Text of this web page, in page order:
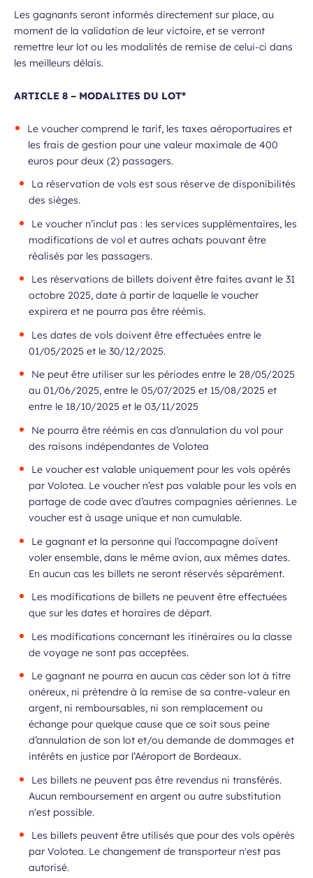
Les gagnants seront informés directement sur place, au
moment de la validation de leur victoire, et se verront
remettre leur lot ou les modalités de remise de celui-ci dans
les meilleurs délais.
ARTICLE 8 – MODALITES DU LOT*
Le voucher comprend le tarif, les taxes aéroportuaires et
les frais de gestion pour une valeur maximale de 400
euros pour deux (2) passagers.
La réservation de vols est sous réserve de disponibilités
des sièges.
Le voucher n’inclut pas : les services supplémentaires, les
modifications de vol et autres achats pouvant être
réalisés par les passagers.
Les réservations de billets doivent être faites avant le 31
octobre 2025, date à partir de laquelle le voucher
expirera et ne pourra pas être réémis.
Les dates de vols doivent être effectuées entre le
01/05/2025 et le 30/12/2025.
Ne peut être utiliser sur les périodes entre le 28/05/2025
au 01/06/2025, entre le 05/07/2025 et 15/08/2025 et
entre le 18/10/2025 et le 03/11/2025
Ne pourra être réémis en cas d’annulation du vol pour
des raisons indépendantes de Volotea
Le voucher est valable uniquement pour les vols opérés
par Volotea. Le voucher n’est pas valable pour les vols en
partage de code avec d’autres compagnies aériennes. Le
voucher est à usage unique et non cumulable.
Le gagnant et la personne qui l’accompagne doivent
voler ensemble, dans le même avion, aux mêmes dates.
En aucun cas les billets ne seront réservés séparément.
Les modifications de billets ne peuvent être effectuées
que sur les dates et horaires de départ.
Les modifications concernant les itinéraires ou la classe
de voyage ne sont pas acceptées.
Le gagnant ne pourra en aucun cas céder son lot à titre
onéreux, ni prétendre à la remise de sa contre-valeur en
argent, ni remboursables, ni son remplacement ou
échange pour quelque cause que ce soit sous peine
d’annulation de son lot et/ou demande de dommages et
intérêts en justice par l’Aéroport de Bordeaux.
Les billets ne peuvent pas être revendus ni transférés.
Aucun remboursement en argent ou autre substitution
n'est possible.
Les billets peuvent être utilisés que pour des vols opérés
par Volotea. Le changement de transporteur n'est pas
autorisé.
l’Aéroport de Bordeaux.Champ
requis
la newsletter